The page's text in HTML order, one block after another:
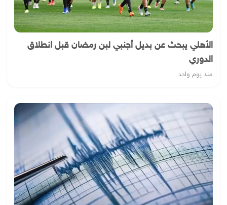
الأهلي يبحث عن بديل أجنبي لبن رمضان قبل انطلاق
الدوري
منذ يوم واحد